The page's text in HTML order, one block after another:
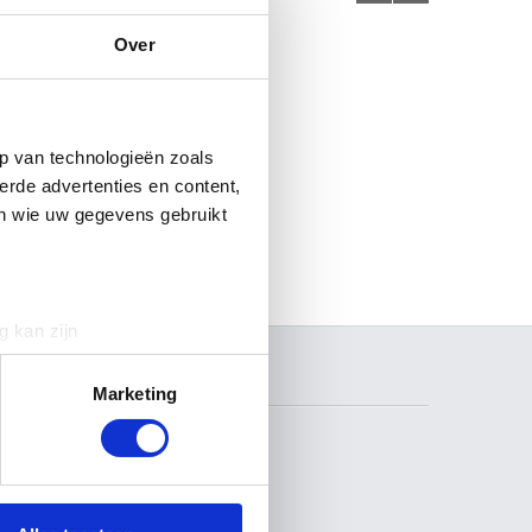
Over
van technologieën zoals
advertenties en content,
wie uw gegevens gebruikt
kan zijn
detailgedeelte in. U kunt uw
die u aan ze heeft
Marketing